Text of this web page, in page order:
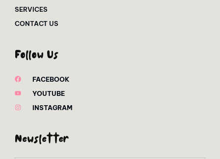
SERVICES
CONTACT US
Follow Us
FACEBOOK
YOUTUBE
INSTAGRAM
Newsletter